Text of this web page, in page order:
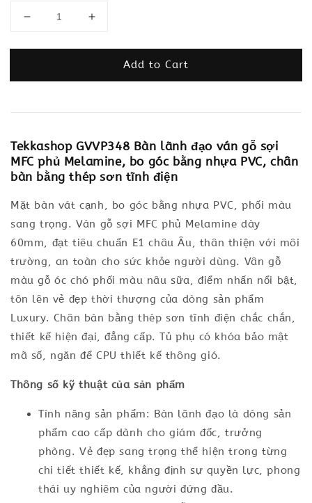
Add to Cart
Tekkashop GVVP348 Bàn lãnh đạo ván gỗ sợi
MFC phủ Melamine, bo góc bằng nhựa PVC, chân
bàn bằng thép sơn tĩnh điện
Mặt bàn vát cạnh, bo góc bằng nhựa PVC, phối màu
sang trọng. Ván gỗ sợi MFC phủ Melamine dày
60mm, đạt tiêu chuẩn E1 châu Âu, thân thiện với môi
trường, an toàn cho sức khỏe người dùng. Vân gỗ
màu gỗ óc chó phối màu nâu sữa, điểm nhấn nổi bật,
tôn lên vẻ đẹp thời thượng của dòng sản phẩm
Luxury. Chân bàn bằng thép sơn tĩnh điện chắc chắn,
thiết kế hiện đại, đẳng cấp. Tủ phụ có khóa bảo mật
mã số, ngăn để CPU thiết kế thông gió.
Thông số kỹ thuật của sản phẩm
Tính năng sản phẩm: Bàn lãnh đạo là dòng sản
phẩm cao cấp dành cho giám đốc, trưởng
phòng. Vẻ đẹp sang trọng thể hiện trong từng
chi tiết thiết kế, khẳng định sự quyền lực, phong
thái uy nghiêm của người đứng đầu.